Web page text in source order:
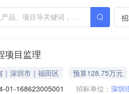
项目监理
｜深圳市｜福田区
预算128.75万元
01-168623005001 招标单位： 深圳